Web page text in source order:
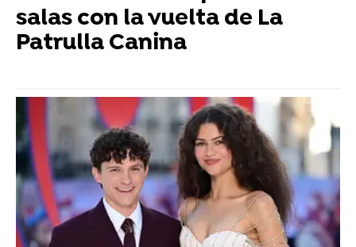
salas con la vuelta de La
Patrulla Canina